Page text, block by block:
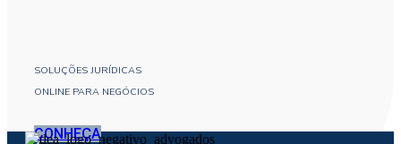
SOLUÇÕES JURÍDICAS
ONLINE PARA NEGÓCIOS
CONHEÇA